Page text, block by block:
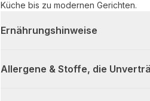
Küche bis zu modernen Gerichten.
Ernährungshinweise
Allergene & Stoffe, die